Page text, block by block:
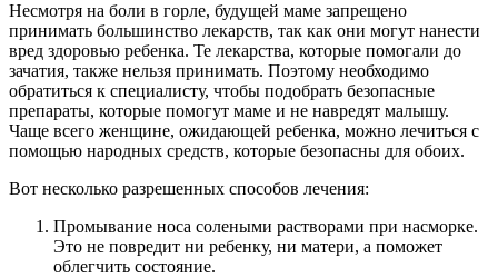
Несмотря на боли в горле, будущей маме запрещено
принимать большинство лекарств, так как они могут нанести
вред здоровью ребенка. Те лекарства, которые помогали до
зачатия, также нельзя принимать. Поэтому необходимо
обратиться к специалисту, чтобы подобрать безопасные
препараты, которые помогут маме и не навредят малышу.
Чаще всего женщине, ожидающей ребенка, можно лечиться с
помощью народных средств, которые безопасны для обоих.
Вот несколько разрешенных способов лечения:
Промывание носа солеными растворами при насморке.
Это не повредит ни ребенку, ни матери, а поможет
облегчить состояние.